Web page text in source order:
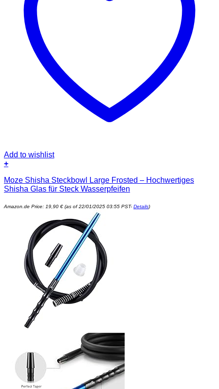
Add to wishlist
+
Moze Shisha Steckbowl Large Frosted – Hochwertiges
Shisha Glas für Steck Wasserpfeifen
Amazon.de Price: 19,90 € (as of 22/01/2025 03:55 PST- Details)